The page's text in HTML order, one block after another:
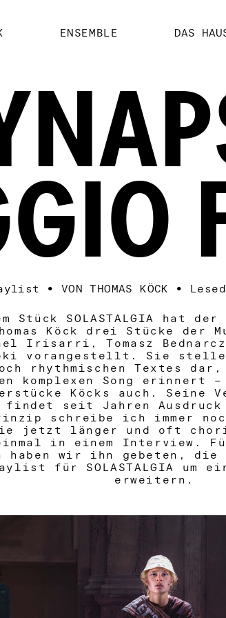
ENSEMBLE DAS
• VON THOMAS KÖCK •
Stück SOLASTALGIA
hat der
Köck drei Stücke der
Irisarri, Tomasz
vorangestellt. Sie stellen
rhythmischen Textes
komplexen Song erinnert
Köcks auch. Seine
findet seit Jahren
schreibe ich immer
jetzt länger und oft
in einem Interview.
haben wir ihn gebeten, die
für SOLASTALGIA um
erweitern.